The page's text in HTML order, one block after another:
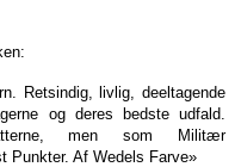
livlig, deeltagende
og deres bedste udfald.
men som Militær
Punkter. Af Wedels Farve»